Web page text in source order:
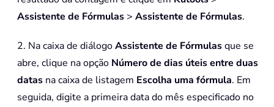
Assistente de Fórmulas > Assistente de Fórmulas.
2. Na caixa de diálogoAssistente de Fórmulasque se
abre, clique na opção Número de dias úteis entre duas
datas na caixa de listagem Escolha uma fórmula. Em
seguida, digite a primeira data do mês especificado no